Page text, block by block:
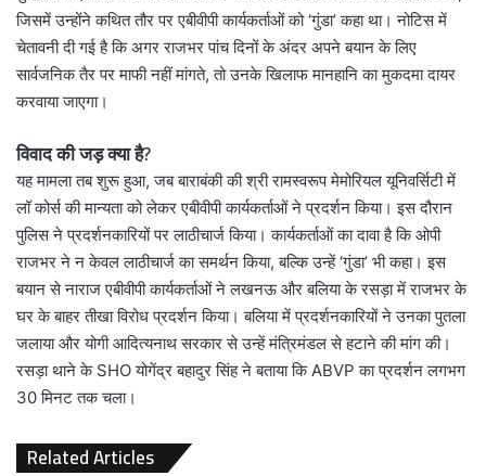
जिसमें उन्होंने कथित तौर पर एबीवीपी कार्यकर्ताओं को ‘गुंडा’ कहा था। नोटिस में
चेतावनी दी गई है कि अगर राजभर पांच दिनों के अंदर अपने बयान के लिए
सार्वजनिक तैर पर माफी नहीं मांगते, तो उनके खिलाफ मानहानि का मुकदमा दायर
करवाया जाएगा।
विवाद की जड़ क्या है?
यह मामला तब शुरू हुआ, जब बाराबंकी की श्री रामस्वरूप मेमोरियल यूनिवर्सिटी में
लॉ कोर्स की मान्यता को लेकर एबीवीपी कार्यकर्ताओं ने प्रदर्शन किया। इस दौरान
पुलिस ने प्रदर्शनकारियों पर लाठीचार्ज किया। कार्यकर्ताओं का दावा है कि ओपी
राजभर ने न केवल लाठीचार्ज का समर्थन किया, बल्कि उन्हें ‘गुंडा’ भी कहा। इस
बयान से नाराज एबीवीपी कार्यकर्ताओं ने लखनऊ और बलिया के रसड़ा में राजभर के
घर के बाहर तीखा विरोध प्रदर्शन किया। बलिया में प्रदर्शनकारियों ने उनका पुतला
जलाया और योगी आदित्यनाथ सरकार से उन्हें मंत्रिमंडल से हटाने की मांग की।
रसड़ा थाने के SHO योगेंद्र बहादुर सिंह ने बताया कि ABVP का प्रदर्शन लगभग
30 मिनट तक चला।
Related Articles